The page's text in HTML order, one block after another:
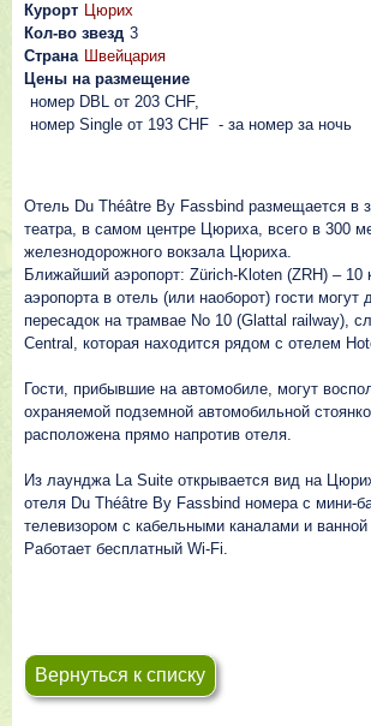
Курорт Цюрих
Кол-во звезд 3
Страна Швейцария
Цены на размещение
номер DBL от 203 CHF,
номер Single от 193 CHF - за номер за ночь
Отель Du Théâtre By Fassbind размещается в
театра, в самом центре Цюриха, всего в 300
железнодорожного вокзала Цюриха.
Ближайший аэропорт: Zürich-Kloten (ZRH) – 10
аэропорта в отель (или наоборот) гости могут
пересадок на трамвае No 10 (Glattal railway),
Central, которая находится рядом с отелем
Гости, прибывшие на автомобиле, могут
охраняемой подземной автомобильной
расположена прямо напротив отеля.
Из лаунджа La Suite открывается вид на
отеля Du Théâtre By Fassbind номера с мини-
телевизором с кабельными каналами и ванной
Работает бесплатный Wi-Fi.
Вернуться к списку